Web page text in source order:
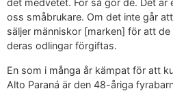
det medvetet. För så gör de. Det
oss småbrukare. Om det inte går
säljer människor [marken] för att
deras odlingar förgiftas.
En som i många år kämpat för att
Alto Paraná är den 48-åriga